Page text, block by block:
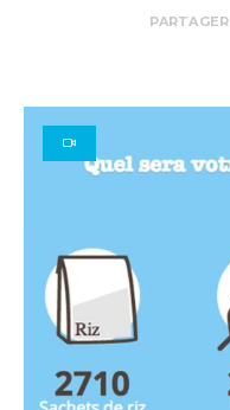
PARTAGER